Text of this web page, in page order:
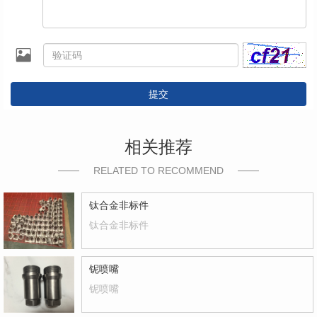
提交
相关推荐
RELATED TO RECOMMEND
钛合金非标件
钛合金非标件
铌喷嘴
铌喷嘴